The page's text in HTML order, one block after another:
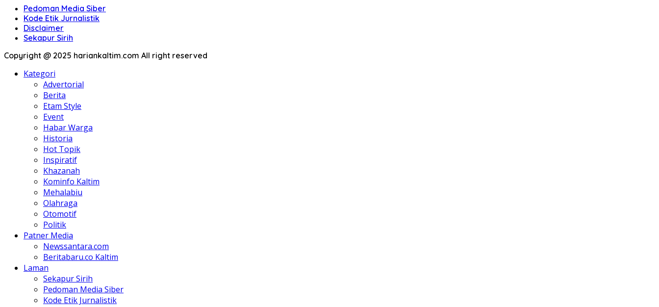
Pedoman Media Siber
Kode Etik Jurnalistik
Disclaimer
Sekapur Sirih
Copyright @ 2025 hariankaltim.com All right reserved
Kategori
Advertorial
Berita
Etam Style
Event
Habar Warga
Historia
Hot Topik
Inspiratif
Khazanah
Kominfo Kaltim
Mehalabiu
Olahraga
Otomotif
Politik
Patner Media
Newssantara.com
Beritabaru.co Kaltim
Laman
Sekapur Sirih
Pedoman Media Siber
Kode Etik Jurnalistik